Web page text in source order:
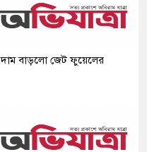
দাম বাড়লো জেট ফুয়েলের